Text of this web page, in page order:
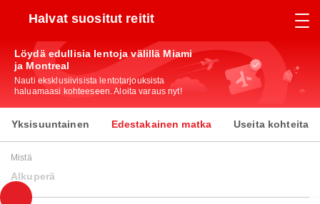
Halvat suositut reitit
Löydä edullisia lentoja välillä Miami
ja Montreal
Nauti eksklusiivisista lentotarjouksista
haluamaasi kohteeseen. Aloita varaus nyt!
Yksisuuntainen Edestakainen matka Useita kohteita
Mistä
Alkuperä